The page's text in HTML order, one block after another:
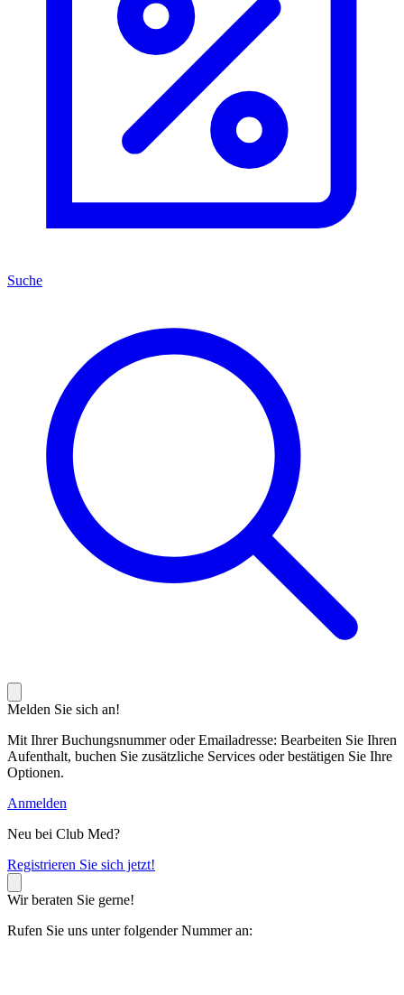
Suche
Melden Sie sich an!
Mit Ihrer Buchungsnummer oder Emailadresse: Bearbeiten Sie Ihren
Aufenthalt, buchen Sie zusätzliche Services oder bestätigen Sie Ihre
Optionen.
Anmelden
Neu bei Club Med?
Registrieren Sie sich jetzt!
Wir beraten Sie gerne!
Rufen Sie uns unter folgender Nummer an: